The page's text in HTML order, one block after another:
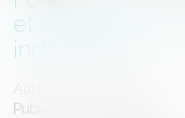
et maintien des
indemnités
Auteur : DROUINEAU
Publié le :